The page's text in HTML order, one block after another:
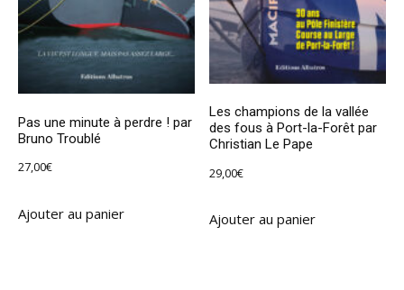
Pas une minute à perdre ! par
Bruno Troublé
27,00€
Ajouter au panier
Les champions de la vallée
des fous à Port-la-Forêt par
Christian Le Pape
29,00€
Ajouter au panier